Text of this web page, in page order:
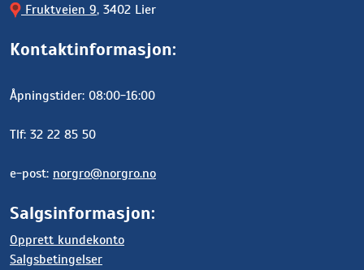
Fruktveien 9, 3402 Lier
Kontaktinformasjon:
Åpningstider: 08:00-16:00
Tlf: 32 22 85 50
e-post: norgro@norgro.no
Salgsinformasjon:
Opprett kundekonto
Salgsbetingelser